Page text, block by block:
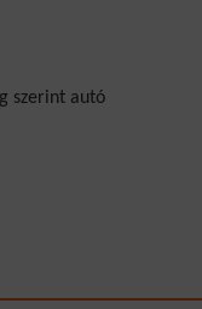
szerint autó